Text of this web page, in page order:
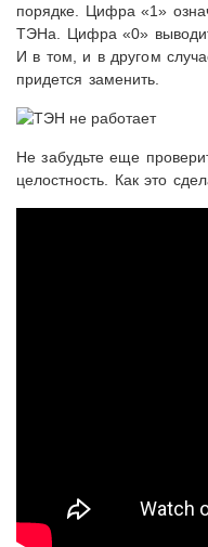
порядке. Цифра «1»
ТЭНа. Цифра «0»
И в том, и в другом
придется заменить.
Не забудьте еще
целостность. Как это